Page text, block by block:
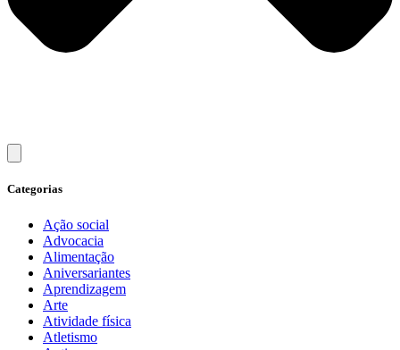
Categorias
Ação social
Advocacia
Alimentação
Aniversariantes
Aprendizagem
Arte
Atividade física
Atletismo